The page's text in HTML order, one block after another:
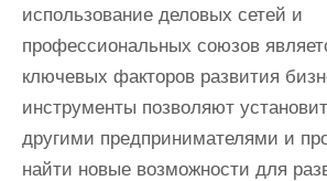
использование деловых сетей и
профессиональных союзов
ключевых факторов развития
инструменты позволяют
другими предпринимателями и
найти новые возможности для